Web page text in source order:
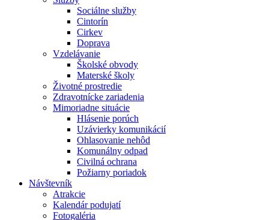
Sociálne služby
Cintorín
Cirkev
Doprava
Vzdelávanie
Školské obvody
Materské školy
Životné prostredie
Zdravotnícke zariadenia
Mimoriadne situácie
Hlásenie porúch
Uzávierky komunikácií
Ohlasovanie nehôd
Komunálny odpad
Civilná ochrana
Požiarny poriadok
Návštevník
Atrakcie
Kalendár podujatí
Fotogaléria